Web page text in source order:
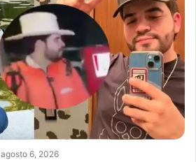
agosto 6, 2026